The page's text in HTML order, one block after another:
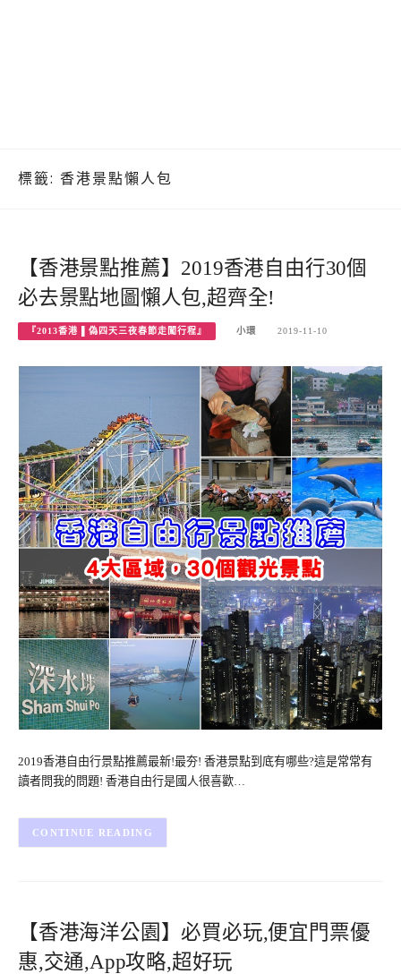
標籤: 香港景點懶人包
【香港景點推薦】2019香港自由行30個
必去景點地圖懶人包,超齊全!
『2013香港 ▌偽四天三夜春節走闖行程』 小環 2019-11-10
2019香港自由行景點推薦最新!最夯! 香港景點到底有哪些?這是常常有
讀者問我的問題! 香港自由行是國人很喜歡…
CONTINUE READING
【香港海洋公園】必買必玩,便宜門票優
惠,交通,App攻略,超好玩